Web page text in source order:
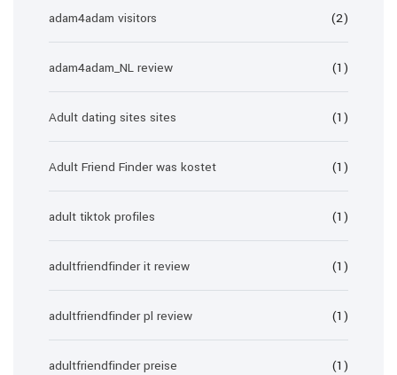
adam4adam visitors (2)
adam4adam_NL review (1)
Adult dating sites sites (1)
Adult Friend Finder was kostet (1)
adult tiktok profiles (1)
adultfriendfinder it review (1)
adultfriendfinder pl review (1)
adultfriendfinder preise (1)